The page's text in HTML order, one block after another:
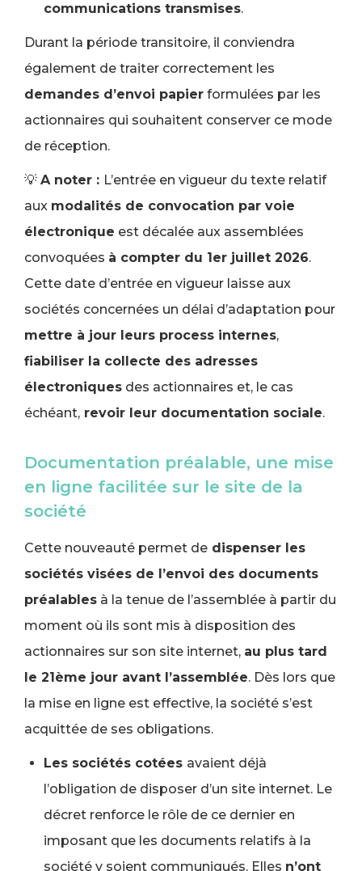
communications transmises.
Durant la période transitoire, il conviendra
également de traiter correctement les
demandes d’envoi papier formulées par les
actionnaires qui souhaitent conserver ce mode
de réception.
💡 A noter : L’entrée en vigueur du texte relatif
aux modalités de convocation par voie
électronique est décalée aux assemblées
convoquées à compter du 1er juillet 2026.
Cette date d’entrée en vigueur laisse aux
sociétés concernées un délai d’adaptation pour
mettre à jour leurs process internes,
fiabiliser la collecte des adresses
électroniques des actionnaires et, le cas
échéant, revoir leur documentation sociale.
Documentation préalable, une mise
en ligne facilitée sur le site de la
société
Cette nouveauté permet de dispenser les
sociétés visées de l’envoi des documents
préalables à la tenue de l’assemblée à partir du
moment où ils sont mis à disposition des
actionnaires sur son site internet, au plus tard
le 21ème jour avant l’assemblée. Dès lors que
la mise en ligne est effective, la société s’est
acquittée de ses obligations.
Les sociétés cotées avaient déjà
l’obligation de disposer d’un site internet. Le
décret renforce le rôle de ce dernier en
imposant que les documents relatifs à la
société y soient communiqués. Elles n’ont